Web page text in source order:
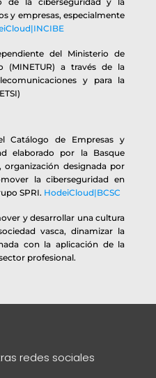
y empresas, especialmente
del Ministerio de
(MINETUR) a través de la
y para la
Catálogo de Empresas y
elaborado por la Basque
organización designada por
la ciberseguridad en
SPRI. HodeiCloud|BCSC
y desarrollar una cultura
vasca, dinamizar la
con la aplicación de la
profesional.
redes sociales